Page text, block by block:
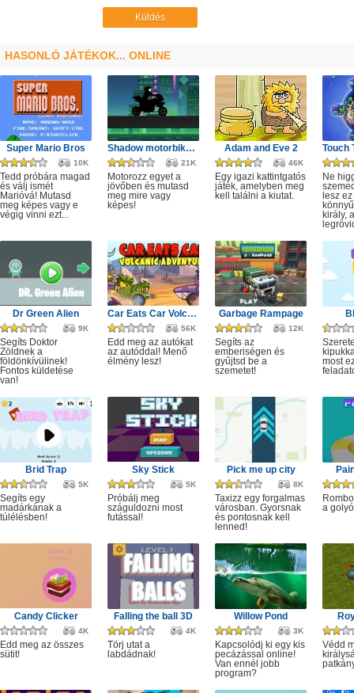
HASONLÓ JÁTÉKOK... ONLINE
Super Mario Bros
10K
Tedd próbára magad
és válj ismét
Marióvá! Mutasd
meg képes vagy e
végig vinni ezt...
Shadow motorbike rider game
21K
Motorozz egyet a
jövőben és mutasd
meg mire vagy
képes!
Adam and Eve 2
46K
Egy igazi kattintgatós
játék, amelyben meg
kell találni a kiutat.
Ne
lesz
király,
Dr Green Alien
9K
Segíts Doktor
Zöldnek a
földönkívülinek!
Fontos küldetése
van!
Car Eats Car Volcanic Adventure
56K
Edd meg az autókat
az autóddal! Menő
élmény lesz!
Garbage Rampage
12K
Segíts az
emberiségen és
gyűjtsd be a
szemetet!
most
Brid Trap
5K
Segíts egy
madárkának a
túlélésben!
Sky Stick
5K
Próbálj meg
száguldozni most
futással!
Pick me up city
8K
Taxizz egy forgalmas
városban. Gyorsnak
és pontosnak kell
lenned!
a
Candy Clicker
4K
Edd meg az összes
sütit!
Falling the ball 3D
4K
Törj utat a
labdádnak!
Willow Pond
3K
Kapcsolódj ki egy kis
pecázással online!
Van ennél jobb
program?
Védd